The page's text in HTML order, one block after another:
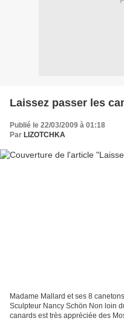
Laissez passer les
Publié le 22/03/2009 à 01:18
Par LIZOTCHKA
Madame Mallard et ses 8
Sculpteur Nancy Schön Non loin
canards est très appréciée des